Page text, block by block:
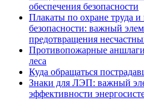
обеспечения безопасности
Плакаты по охране труда
безопасности: важный
предотвращения
Противопожарные
леса
Куда обращаться
Знаки для ЛЭП: важный
эффективности